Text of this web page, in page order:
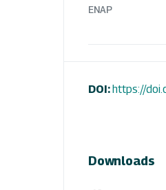
ENAP
DOI:https://
Downloads